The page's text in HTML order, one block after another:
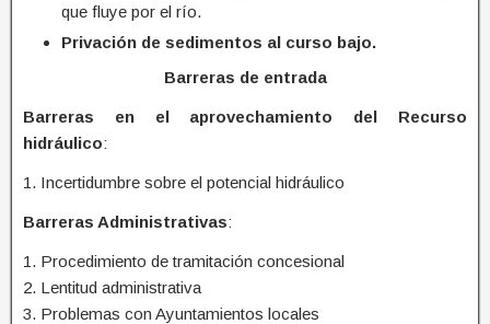
que fluye por el río.
Privación de sedimentos al curso bajo.
Barreras de entrada
Barreras en el aprovechamiento del Recurso
hidráulico:
1. Incertidumbre sobre el potencial hidráulico
Barreras Administrativas:
1. Procedimiento de tramitación concesional
2. Lentitud administrativa
3. Problemas con Ayuntamientos locales